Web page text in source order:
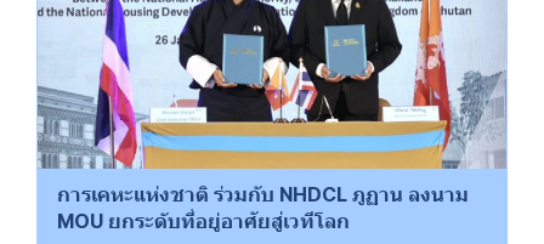
การเคหะแห่งชาติ ร่วมกับ NHDCL ภูฏาน ลงนาม
MOU ยกระดับที่อยู่อาศัยสู่เวทีโลก